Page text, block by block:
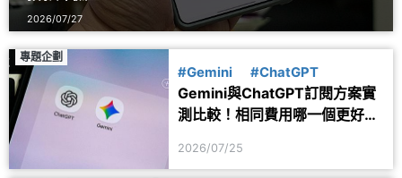
2026/07/27
專題企劃
#Gemini #ChatGPT
Gemini與ChatGPT訂閱方案實
測比較！相同費用哪一個更好
2026/07/25